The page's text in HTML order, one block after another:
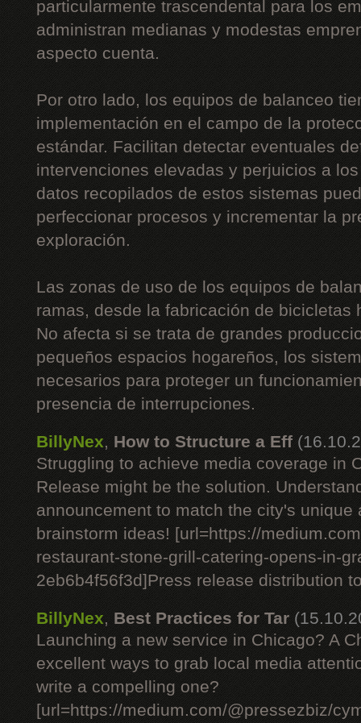
particularmente trascendental para los
administran medianas y modestas
aspecto cuenta.
Por otro lado, los equipos de balanceo
implementación en el campo de la
estándar. Facilitan detectar eventuales
intervenciones elevadas y perjuicios a
datos recopilados de estos sistemas
perfeccionar procesos y incrementar la
exploración.
Las zonas de uso de los equipos de
ramas, desde la fabricación de bicicletas
No afecta si se trata de grandes
pequeños espacios hogareños, los
necesarios para proteger un
presencia de interrupciones.
BillyNex, How to Structure a Eff
Struggling to achieve media coverage in
Release might be the solution.
announcement to match the city's
brainstorm ideas! [url=https://
restaurant-stone-grill-catering-opens-in-
2eb6b4f56f3d]Press release distribution
BillyNex, Best Practices for Tar
Launching a new service in Chicago? A
excellent ways to grab local media
write a compelling one?
[url=https://medium.com/@pressezbiz/